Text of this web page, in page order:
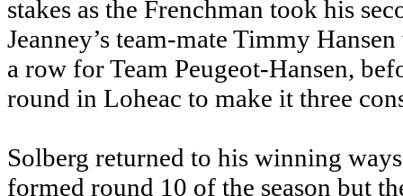
stakes as the Frenchman took his
Jeanney’s team-mate Timmy
a row for Team Peugeot-Hansen,
round in Loheac to make it three
Solberg returned to his winning
formed round 10 of the season but